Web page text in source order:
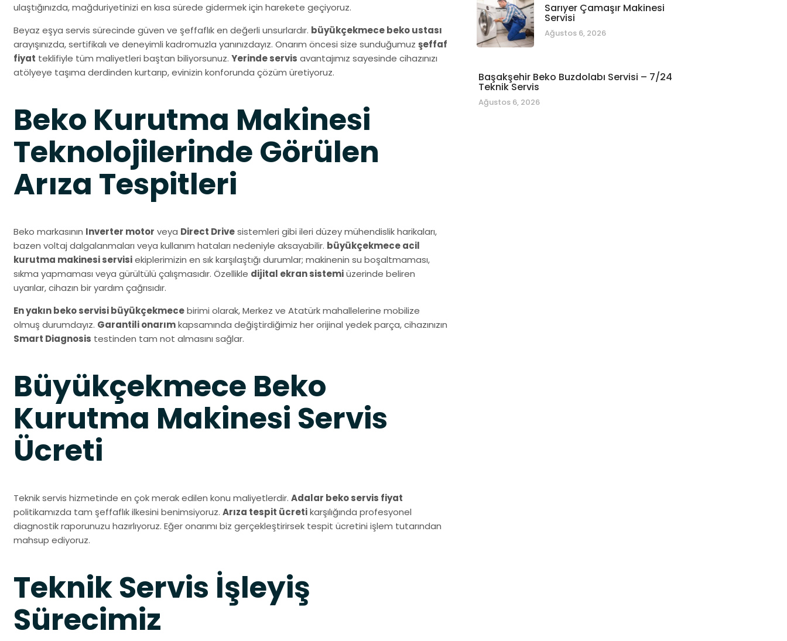
ulaştığınızda, mağduriyetinizi en kısa sürede gidermek için harekete geçiyoruz.
Beyaz eşya servis sürecinde güven ve şeffaflık en değerli unsurlardır. büyükçekmece beko ustası
arayışınızda, sertifikalı ve deneyimli kadromuzla yanınızdayız. Onarım öncesi size sunduğumuz şeffaf
fiyat teklifiyle tüm maliyetleri baştan biliyorsunuz. Yerinde servis avantajımız sayesinde cihazınızı
atölyeye taşıma derdinden kurtarıp, evinizin konforunda çözüm üretiyoruz.
Beko Kurutma Makinesi
Teknolojilerinde Görülen
Arıza Tespitleri
Beko markasının Inverter motor veya Direct Drivesistemleri gibi ileri düzey mühendislik harikaları,
bazen voltaj dalgalanmaları veya kullanım hataları nedeniyle aksayabilir. büyükçekmece acil
kurutma makinesi servisiekiplerimizin en sık karşılaştığı durumlar; makinenin su boşaltmaması,
sıkma yapmaması veya gürültülü çalışmasıdır. Özellikle dijital ekran sistemiüzerinde beliren
uyarılar, cihazın bir yardım çağrısıdır.
En yakın beko servisi büyükçekmecebirimi olarak, Merkez ve Atatürk mahallelerine mobilize
olmuş durumdayız. Garantili onarımkapsamında değiştirdiğimiz her orijinal yedek parça, cihazınızın
Smart Diagnosis testinden tam not almasını sağlar.
Büyükçekmece Beko
Kurutma Makinesi Servis
Ücreti
Teknik servis hizmetinde en çok merak edilen konu maliyetlerdir. Adalar beko servis fiyat
politikamızda tam şeffaflık ilkesini benimsiyoruz. Arıza tespit ücretikarşılığında profesyonel
diagnostik raporunuzu hazırlıyoruz. Eğer onarımı biz gerçekleştirirsek tespit ücretini işlem tutarından
mahsup ediyoruz.
Teknik Servis İşleyiş
Sürecimiz
Sarıyer Çamaşır Makinesi
Servisi
Ağustos 6, 2026
Başakşehir Beko Buzdolabı Servisi – 7/24
Teknik Servis
Ağustos 6, 2026